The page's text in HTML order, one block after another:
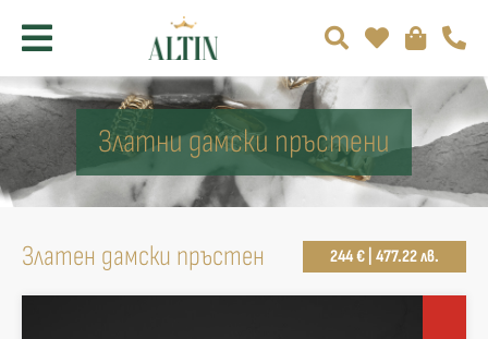
Златни дамски пръстени
Златен дамски пръстен 244 € | 477.22 лв.